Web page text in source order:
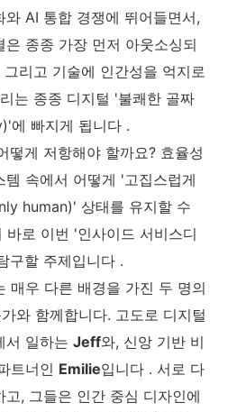
와 AI 통합 경쟁에 뛰어들면서,
은 종종 가장 먼저 아웃소싱되
리고 기술에 인간성을 억지로
는 종종 디지털 '불쾌한 골짜
에 빠지게 됩니다 .
떻게 저항해야 할까요? 효율성
템 속에서 어떻게 '고집스럽게
human)' 상태를 유지할 수
바로 이번 '인사이드 서비스디
구할 주제입니다 .
매우 다른 배경을 가진 두 명의
와 함께합니다. 고도로 디지털
서 일하는 Jeff와, 신앙 기반 비
트너인 Emilie입니다 . 서로 다
고, 그들은 인간 중심 디자인에